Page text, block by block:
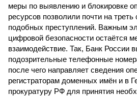
меры по выявлению и блокировке
ресурсов позволили почти на треть
подобных преступлений. Важным
цифровой безопасности остаётся
взаимодействие. Так, Банк России
подозрительные телефонные
после чего направляет сведения
регистраторам доменных имён и в
прокуратуру РФ для принятия